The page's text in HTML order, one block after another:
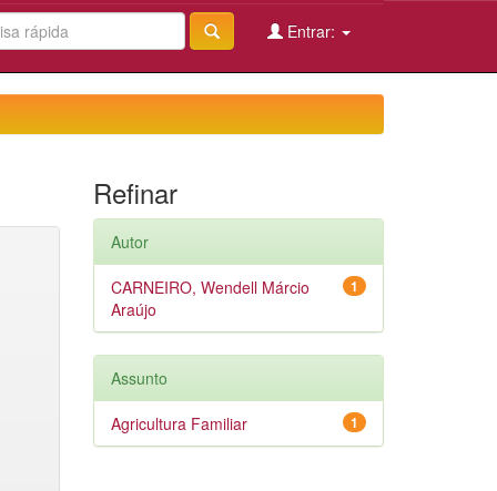
Entrar:
Refinar
Autor
1
CARNEIRO, Wendell Márcio
Araújo
Assunto
1
Agricultura Familiar